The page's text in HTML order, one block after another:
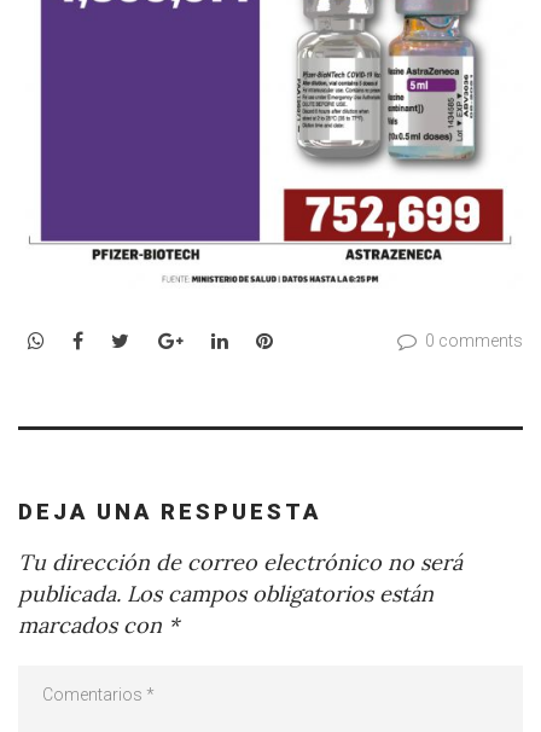
WhatsApp
Facebook
TwitterGoogle+LinkedInPinterest 0 comments
DEJA UNA RESPUESTA
Tu dirección de correo electrónico no será
publicada. Los campos obligatorios están
marcados con *